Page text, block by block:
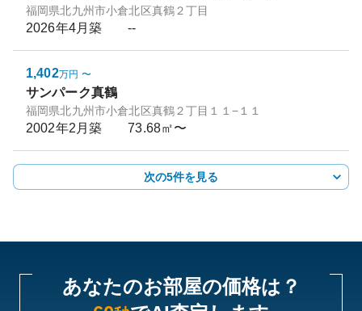
福岡県北九州市小倉北区真鶴２丁目
2026年4月築 --
1,402万円 〜
サンパーク真鶴
福岡県北九州市小倉北区真鶴２丁目１１−１１
2002年2月築 73.68㎡〜
次の5件を見る
あなたのお部屋の価格は？